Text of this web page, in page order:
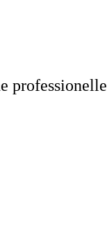
professionelle